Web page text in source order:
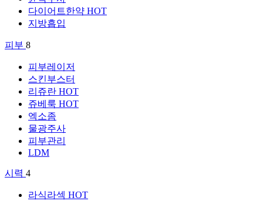
다이어트한약 HOT
지방흡입
피부 8
피부레이저
스킨부스터
리쥬란 HOT
쥬베룩 HOT
엑소좀
물광주사
피부관리
LDM
시력 4
라식라섹 HOT